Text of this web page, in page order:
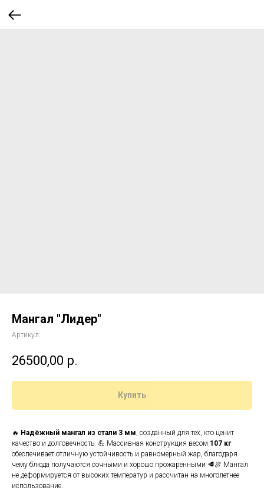
Мангал "Лидер"
Артикул:
26500,00 р.
Купить
🔥 Надёжный мангал из стали 3 мм, созданный для тех, кто ценит
качество и долговечность. 💪 Массивная конструкция весом 107 кг
обеспечивает отличную устойчивость и равномерный жар, благодаря
чему блюда получаются сочными и хорошо прожаренными 🥩🍖 Мангал
не деформируется от высоких температур и рассчитан на многолетнее
использование.